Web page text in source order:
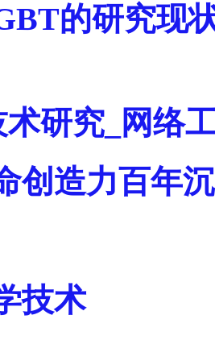
的研究现
术研究_网络
创造力百年
技术